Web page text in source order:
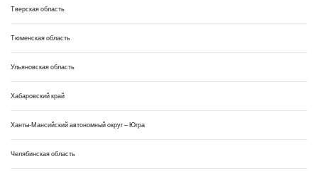
Тверская область
Тюменская область
Ульяновская область
Хабаровский край
Ханты-Мансийский автономный округ – Югра
Челябинская область